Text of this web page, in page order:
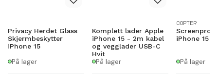
Privacy Herdet Glass
Skjermbeskytter
iPhone 15
På lager
Komplett lader Apple
iPhone 15 - 2m kabel
og vegglader USB-C
Hvit
På lager
COPTER
iPhone 15
På lager